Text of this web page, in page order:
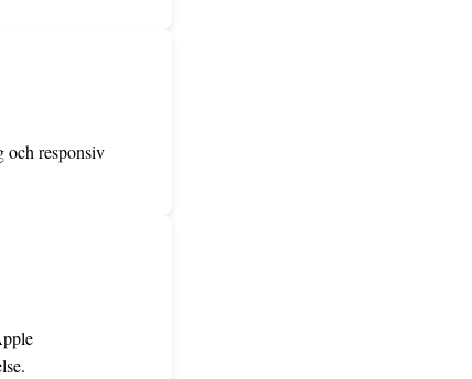
och responsiv